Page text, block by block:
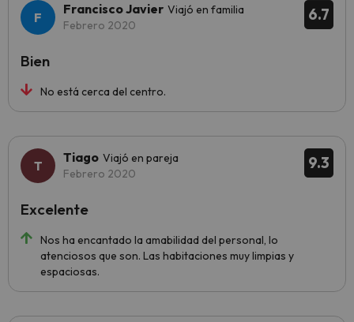
6.7
Francisco Javier Viajó en familia
Febrero 2020
No está cerca del centro.
Bien
9.3
Tiago Viajó en pareja
Febrero 2020
Nos ha encantado la amabilidad del personal, lo
atenciosos que son. Las habitaciones muy limpias y
espaciosas.
Excelente